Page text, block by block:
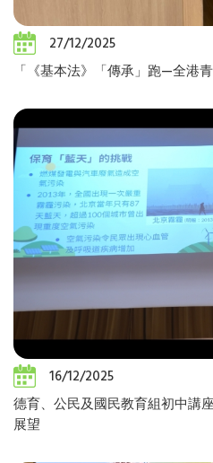
27/12/2025
「《基本法》「傳承」跑—全港
16/12/2025
德育、公民及國民教育組初中講
展望